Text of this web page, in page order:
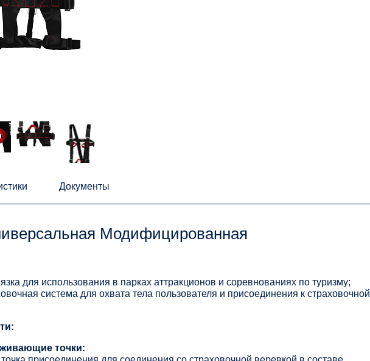
Документы
Модифицированная
для использования в парках аттракционов и соревнованиях по туризму;
система для охвата тела пользователя и присоединения к страховочной
точки: